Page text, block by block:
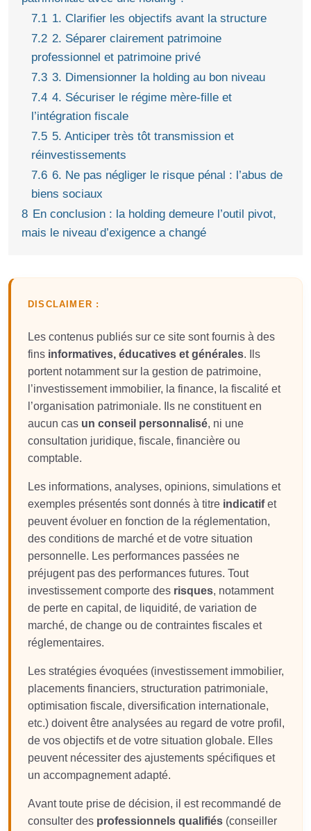
7.1 1. Clarifier les objectifs avant la structure
7.2 2. Séparer clairement patrimoine
professionnel et patrimoine privé
7.3 3. Dimensionner la holding au bon niveau
7.4 4. Sécuriser le régime mère-fille et
l’intégration fiscale
7.5 5. Anticiper très tôt transmission et
réinvestissements
7.6 6. Ne pas négliger le risque pénal : l’abus de
biens sociaux
8 En conclusion : la holding demeure l’outil pivot,
mais le niveau d’exigence a changé
DISCLAIMER :
Les contenus publiés sur ce site sont fournis à des
fins informatives, éducatives et générales. Ils
portent notamment sur la gestion de patrimoine,
l’investissement immobilier, la finance, la fiscalité et
l’organisation patrimoniale. Ils ne constituent en
aucun cas un conseil personnalisé, ni une
consultation juridique, fiscale, financière ou
comptable.
Les informations, analyses, opinions, simulations et
exemples présentés sont donnés à titre indicatifet
peuvent évoluer en fonction de la réglementation,
des conditions de marché et de votre situation
personnelle. Les performances passées ne
préjugent pas des performances futures. Tout
investissement comporte des risques, notamment
de perte en capital, de liquidité, de variation de
marché, de change ou de contraintes fiscales et
réglementaires.
Les stratégies évoquées (investissement immobilier,
placements financiers, structuration patrimoniale,
optimisation fiscale, diversification internationale,
etc.) doivent être analysées au regard de votre profil,
de vos objectifs et de votre situation globale. Elles
peuvent nécessiter des ajustements spécifiques et
un accompagnement adapté.
Avant toute prise de décision, il est recommandé de
consulter des professionnels qualifiés (conseiller